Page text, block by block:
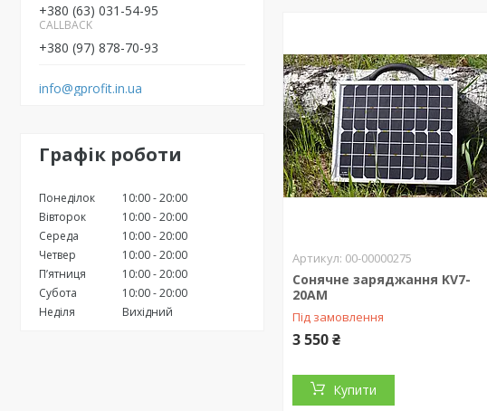
+380 (63) 031-54-95
CALLBACK
+380 (97) 878-70-93
info@gprofit.in.ua
Графік роботи
Понеділок 10:00 20:00
Вівторок
10:00 20:00
Середа
10:00 20:00
Четвер
10:00 20:00
Пʼятниця
10:00 20:00
Субота
10:00 20:00
Неділя
Вихідний
00-00000275
Сонячне заряджання KV7-
20АM
Під замовлення
3 550 ₴
Купити